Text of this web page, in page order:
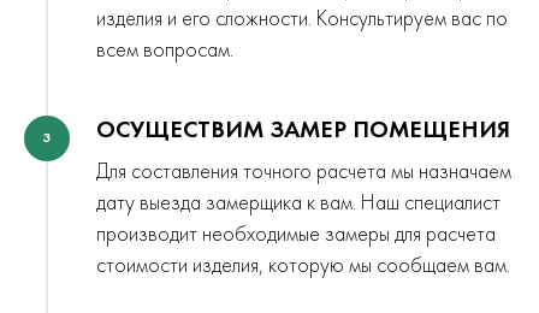
изделия и его сложности. Консультируем вас по
всем вопросам.
3 ОСУЩЕСТВИМ ЗАМЕР ПОМЕЩЕНИЯ
Для составления точного расчета мы назначаем
дату выезда замерщика к вам. Наш специалист
производит необходимые замеры для расчета
стоимости изделия, которую мы сообщаем вам.